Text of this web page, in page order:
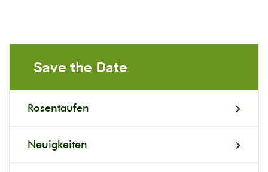
Save the Date
Rosentaufen
Neuigkeiten